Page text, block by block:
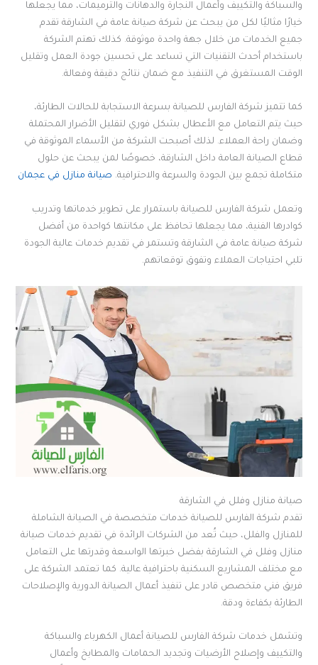
والسباكة والتكييف وأعمال النجارة والدهانات والترميمات، مما يجعلها
خيارًا مثاليًا لكل من يبحث عن شركة صيانة عامة في الشارقة تقدم
جميع الخدمات من خلال جهة واحدة موثوقة. كذلك تهتم الشركة
باستخدام أحدث التقنيات التي تساعد على تحسين جودة العمل وتقليل
الوقت المستغرق في التنفيذ مع ضمان نتائج دقيقة وفعالة.
كما تتميز شركة الفارس للصيانة بسرعة الاستجابة للحالات الطارئة،
حيث يتم التعامل مع الأعطال بشكل فوري لتقليل الأضرار المحتملة
وضمان راحة العملاء. لذلك أصبحت الشركة من الأسماء الموثوقة في
قطاع الصيانة العامة داخل الشارقة، خصوصًا لمن يبحث عن حلول
متكاملة تجمع بين الجودة والسرعة والاحترافية. صيانة منازل في عجمان
وتعمل شركة الفارس للصيانة باستمرار على تطوير خدماتها وتدريب
كوادرها الفنية، مما يجعلها تحافظ على مكانتها كواحدة من أفضل
شركة صيانة عامة في الشارقة وتستمر في تقديم خدمات عالية الجودة
تلبي احتياجات العملاء وتفوق توقعاتهم.
صيانة منازل وفلل في الشارقة
تقدم شركة الفارس للصيانة خدمات متخصصة في الصيانة الشاملة
للمنازل والفلل، حيث تُعد من الشركات الرائدة في تقديم خدمات صيانة
منازل وفلل في الشارقة بفضل خبرتها الواسعة وقدرتها على التعامل
مع مختلف المشاريع السكنية باحترافية عالية. كما تعتمد الشركة على
فريق فني متخصص قادر على تنفيذ أعمال الصيانة الدورية والإصلاحات
الطارئة بكفاءة ودقة.
وتشمل خدمات شركة الفارس للصيانة أعمال الكهرباء والسباكة
والتكييف وإصلاح الأرضيات وتجديد الحمامات والمطابخ وأعمال